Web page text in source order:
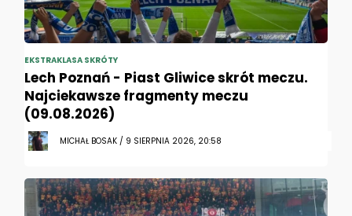
EKSTRAKLASA SKRÓTY
Lech Poznań - Piast Gliwice skrót meczu.
Najciekawsze fragmenty meczu
(09.08.2026)
MICHAŁ BOSAK / 9 SIERPNIA 2026, 20:58